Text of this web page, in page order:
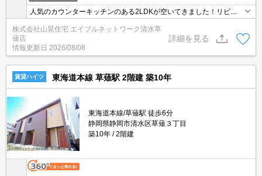
人気のカウンターキッチンのある2LDKが空いてきました！リビン
グ横の洋室を広げて使うと広々18帖のお部屋に大変身♪ウォークイ
ンクローゼットがあって、たっぷり収納も入りますよ♪スーパー【タ
イヨー】まで徒歩9分♪バイパスにも出やすいので車通勤の方にもオ
ススメ！
株式会社山晃住宅 エイブルネットワーク清水草
薙店
情報更新日 2026/08/08
詳細を見る
賃貸ハイツ 東海道本線 草薙駅 2階建 築10年
東海道本線/草薙駅 徒歩6分
静岡県静岡市清水区草薙３丁目
築10年
2階建